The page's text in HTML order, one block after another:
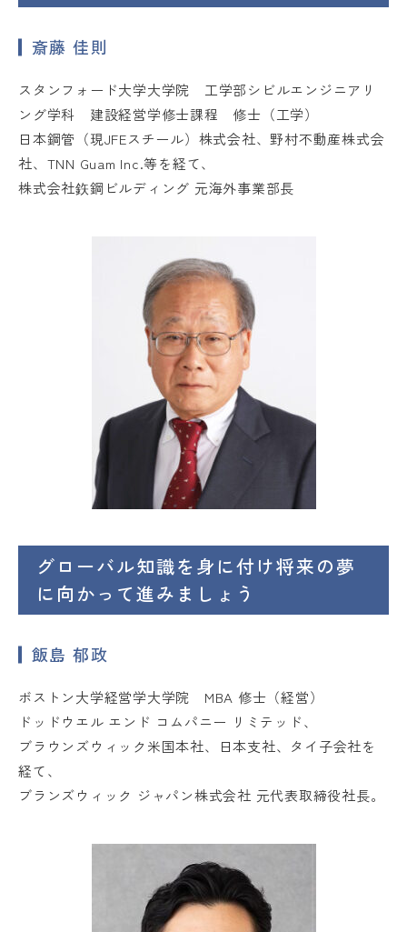
斎藤 佳則
スタンフォード大学大学院 工学部シビルエンジニアリ
ング学科 建設経営学修士課程 修士（工学）
日本鋼管（現JFEスチール）株式会社、野村不動産株式会
社、TNN Guam Inc.等を経て、
株式会社鉃鋼ビルディング 元海外事業部長
グローバル知識を身に付け将来の夢
に向かって進みましょう
飯島 郁政
ボストン大学経営学大学院 MBA 修士（経営）
ドッドウエル エンド コムパニー リミテッド、
ブラウンズウィック米国本社、日本支社、タイ子会社を
経て、
ブランズウィック ジャパン株式会社 元代表取締役社長。